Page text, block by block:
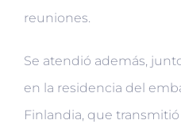
reuniones.
Se atendió además,
en la residencia del
Finlandia, que